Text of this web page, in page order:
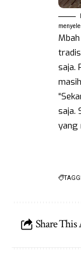
saja.
saja.
yang
Share